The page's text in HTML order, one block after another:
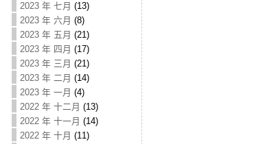
2023 年 七月 (13)
2023 年 六月 (8)
2023 年 五月 (21)
2023 年 四月 (17)
2023 年 三月 (21)
2023 年 二月 (14)
2023 年 一月 (4)
2022 年 十二月 (13)
2022 年 十一月 (14)
2022 年 十月 (11)